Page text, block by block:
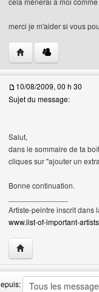
merci je m'aider si vous
Visiter le site web
l'utilisateur
10/08/2009, 00 h 30
Sujet du message:
Salut,
dans le sommaire de ta
cliques sur "ajouter un
Bonne continuation.
Artiste-peintre inscrit dans
www.list-of-important-
Visiter le site web